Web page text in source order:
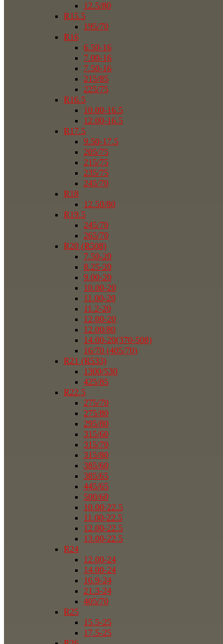
12.5/80
R15.5
195/70
R16
6.50-16
7.00-16
7.50-16
215/85
225/75
R16.5
10.00-16.5
12.00-16.5
R17.5
9.50-17.5
205/75
215/75
235/75
245/70
R18
12.50/80
R19.5
245/70
265/70
R20 (R508)
7.50-20
8.25-20
9.00-20
10.00-20
11.00-20
11.2-20
12.00-20
12.00/80
14.00-20(370-508)
16/70 (405/70)
R21 (R533)
1300/530
425/85
R22.5
275/70
275/80
295/80
315/60
315/70
315/80
385/60
385/65
445/65
500/60
10.00-22.5
11.00-22.5
12.00-22.5
13.00-22.5
R24
12.00-24
14.00-24
16.9-24
21.3-24
405/70
R25
15.5-25
17.5-25